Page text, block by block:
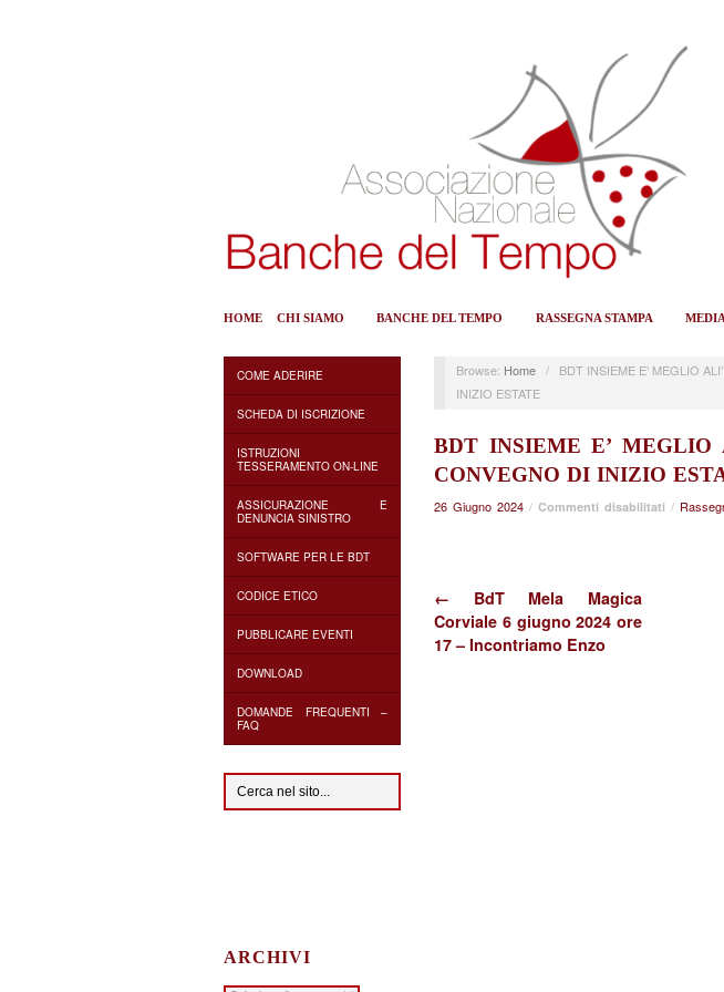
HOME CHI SIAMO BANCHE DEL TEMPO RASSEGNA STAMPA MEDIA
COME ADERIRE
SCHEDA DI ISCRIZIONE
ISTRUZIONI
TESSERAMENTO ON-LINE
ASSICURAZIONE E
DENUNCIA SINISTRO
SOFTWARE PER LE BDT
CODICE ETICO
PUBBLICARE EVENTI
DOWNLOAD
DOMANDE FREQUENTI –
FAQ
ARCHIVI
Browse: Home /
BDT INSIEME E’ MEGLIO
INIZIO ESTATE
BDT INSIEME E’ MEGLIO
CONVEGNO DI INIZIO
26 Giugno 2024 / Commenti disabilitati su/
← BdT Mela Magica
Corviale 6 giugno 2024 ore
17 – Incontriamo Enzo